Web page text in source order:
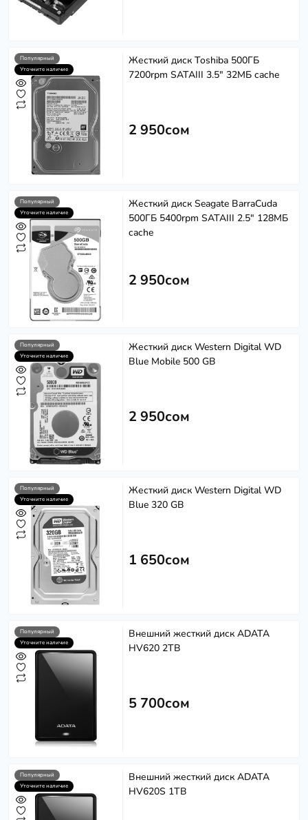
Популярный
Уточните наличие
Жесткий диск Toshiba 500ГБ
7200rpm SATAIII 3.5" 32МБ cache
2 950сом
Популярный
Уточните наличие
Жесткий диск Seagate BarraCuda
500ГБ 5400rpm SATAIII 2.5" 128МБ
cache
2 950сом
Популярный
Уточните наличие
Жесткий диск Western Digital WD
Blue Mobile 500 GB
2 950сом
Популярный
Уточните наличие
Жесткий диск Western Digital WD
Blue 320 GB
1 650сом
Популярный
Уточните наличие
Внешний жесткий диск ADATA
HV620 2TB
5 700сом
Популярный
Уточните наличие
Внешний жесткий диск ADATA
HV620S 1TB